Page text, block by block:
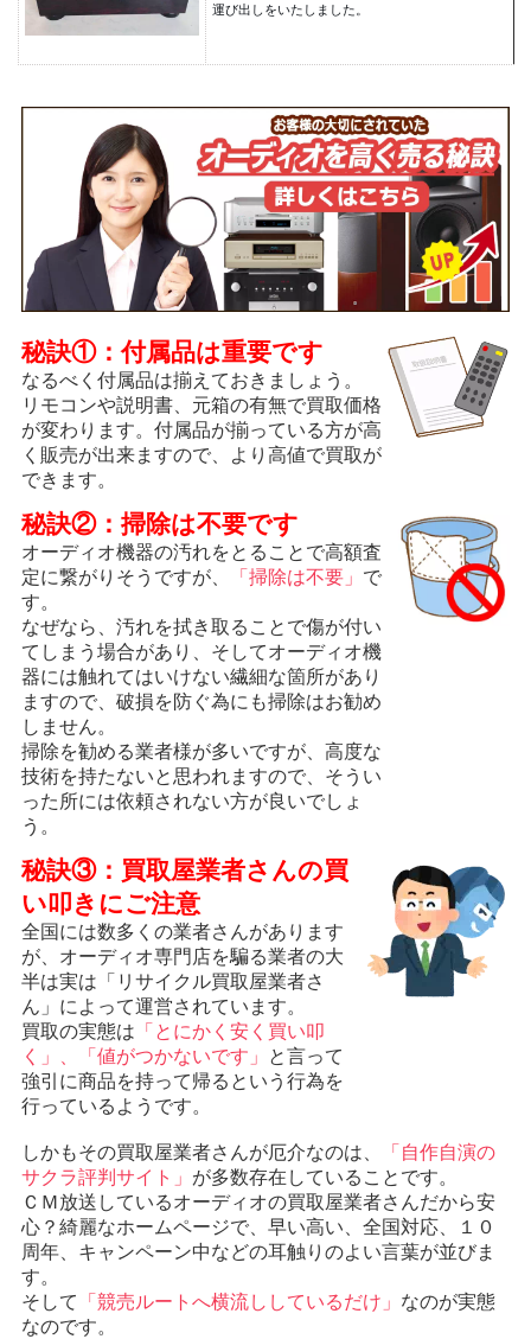
運び出しをいたしました。
秘訣①：付属品は重要です
なるべく付属品は揃えておきましょう。
リモコンや説明書、元箱の有無で買取価格
が変わります。付属品が揃っている方が高
く販売が出来ますので、より高値で買取が
できます。
秘訣②：掃除は不要です
オーディオ機器の汚れをとることで高額査
定に繋がりそうですが、
「掃除は不要」 で
す。
なぜなら、汚れを拭き取ることで傷が付い
てしまう場合があり、そしてオーディオ機
器には触れてはいけない繊細な箇所があり
ますので、破損を防ぐ為にも掃除はお勧め
しません。
掃除を勧める業者様が多いですが、高度な
技術を持たないと思われますので、そうい
った所には依頼されない方が良いでしょ
う。
秘訣③：買取屋業者さんの買
い叩きにご注意
全国には数多くの業者さんがあります
が、オーディオ専門店を騙る業者の大
半は実は「リサイクル買取屋業者さ
ん」によって運営されています。
買取の実態は 「とにかく安く買い叩
く」、「値がつかないです」
と言って
強引に商品を持って帰るという行為を
行っているようです。
しかもその買取屋業者さんが厄介なのは、
「自作自演の
サクラ評判サイト」 が多数存在していることです。
ＣＭ放送しているオーディオの買取屋業者さんだから安
心？綺麗なホームページで、早い高い、全国対応、１０
周年、キャンペーン中などの耳触りのよい言葉が並びま
す。
そして
「競売ルートへ横流ししているだけ」 なのが実態
なのです。